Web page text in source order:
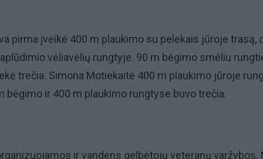
pirma įveikė 400 m plaukimo su pelekais jūroje trasą,
vėliavėlių rungtyje. 90 m bėgimo smėliu
trečia. Simona Motiekaitė 400 m plaukimo jūroje
bėgimo ir 400 m plaukimo rungtyse buvo trečia.
ir vandens gelbėtojų veteranų varžybos.